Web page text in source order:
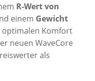
R-Wert von
einem Gewicht
Komfort
neuen WaveCore
als